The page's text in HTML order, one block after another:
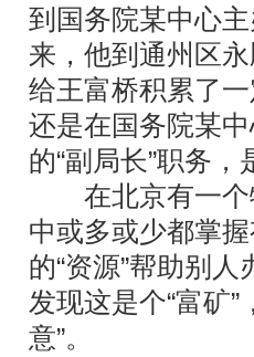
到国务院某中心
来，他到通州区
给王富桥积累了
还是在国务院某
的“副局长”职务，
在北京有一个
中或多或少都掌
的“资源”帮助别
发现这是个“富矿
意”。